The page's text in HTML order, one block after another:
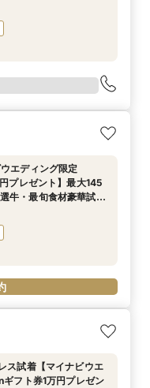
フロア貸切全館ALL見
エディング限定
プレゼント】最大145
牛・最旬食材豪華試食
れ挙式体験×最新トレ
ス試着【マイナビウエ
フト券1万円プレゼン